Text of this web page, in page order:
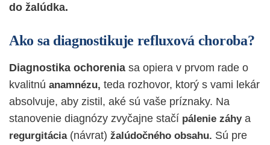
do žalúdka.
Ako sa diagnostikuje refluxová choroba?
Diagnostika ochorenia sa opiera v prvom rade o
kvalitnú anamnézu, teda rozhovor, ktorý s vami lekár
absolvuje, aby zistil, aké sú vaše príznaky. Na
stanovenie diagnózy zvyčajne stačí pálenie záhya
regurgitácia(návrat) žalúdočného obsahu. Sú pre